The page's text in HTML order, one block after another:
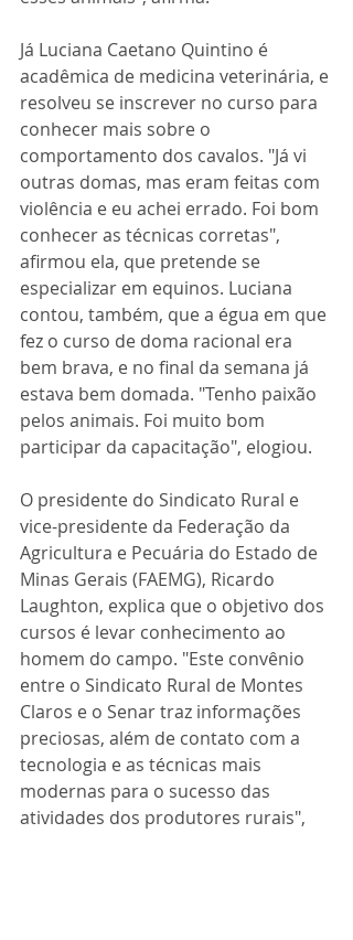
Já Luciana Caetano Quintino é
acadêmica de medicina veterinária, e
resolveu se inscrever no curso para
conhecer mais sobre o
comportamento dos cavalos. "Já vi
outras domas, mas eram feitas com
violência e eu achei errado. Foi bom
conhecer as técnicas corretas",
afirmou ela, que pretende se
especializar em equinos. Luciana
contou, também, que a égua em que
fez o curso de doma racional era
bem brava, e no final da semana já
estava bem domada. "Tenho paixão
pelos animais. Foi muito bom
participar da capacitação", elogiou.
O presidente do Sindicato Rural e
vice-presidente da Federação da
Agricultura e Pecuária do Estado de
Minas Gerais (FAEMG), Ricardo
Laughton, explica que o objetivo dos
cursos é levar conhecimento ao
homem do campo. "Este convênio
entre o Sindicato Rural de Montes
Claros e o Senar traz informações
preciosas, além de contato com a
tecnologia e as técnicas mais
modernas para o sucesso das
atividades dos produtores rurais",